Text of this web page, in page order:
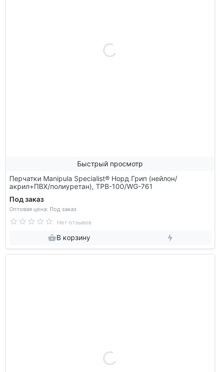
Быстрый просмотр
Перчатки Manipula Specialist® Норд Грип (нейлон/
акрил+ПВХ/полиуретан), ТРВ-100/WG-761
Под заказ
Оптовая цена: Под заказ
Нет отзывов
В корзину